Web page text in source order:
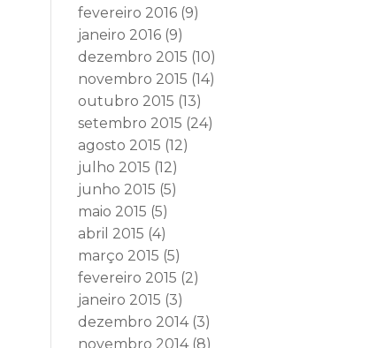
fevereiro 2016 (9)
janeiro 2016 (9)
dezembro 2015 (10)
novembro 2015 (14)
outubro 2015 (13)
setembro 2015 (24)
agosto 2015 (12)
julho 2015 (12)
junho 2015 (5)
maio 2015 (5)
abril 2015 (4)
março 2015 (5)
fevereiro 2015 (2)
janeiro 2015 (3)
dezembro 2014(3)
novembro 2014(8)